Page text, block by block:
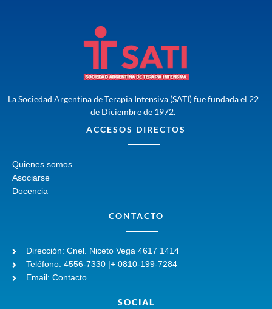
La Sociedad Argentina de Terapia Intensiva (SATI) fue fundada el 22
de Diciembre de 1972.
ACCESOS DIRECTOS
Quienes somos
Asociarse
Docencia
CONTACTO
Dirección: Cnel. Niceto Vega 4617 1414
Teléfono: 4556-7330 |+ 0810-199-7284
Email: Contacto
SOCIAL